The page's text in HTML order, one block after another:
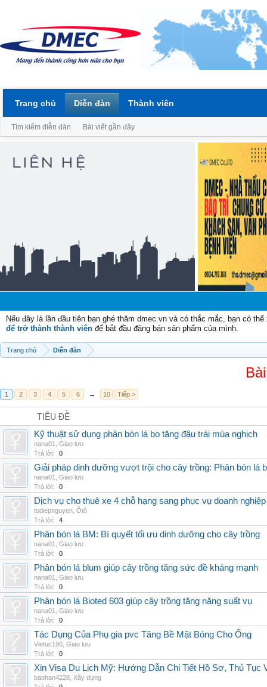
Nếu đây là lần đầu tiên bạn ghé thăm dmec.vn và có thắc mắc, bạn có
để trở thành thành viên để bắt đầu đăng bán sản phẩm của mình.
Trang chủ Diễn đàn
1 2 3 4 5 6 → 10 Tiếp >
TIÊU ĐỀ
Kỹ thuật sử dụng phân bón lá bo tăng đậu trái mùa nghịch
nana01
Giao lưu
Trả lời:
0
Giải pháp dinh dưỡng vượt trội cho cây trồng: Phân bón lá
nana01
Giao lưu
Trả lời:
0
Dịch vụ cho thuê xe 4 chỗ hạng sang phục vụ doanh
todiepnguyen Ôtô
Trả lời:
4
Phân bón lá BM: Bí quyết tối ưu dinh dưỡng cho cây trồng
nana01
Giao lưu
Trả lời:
0
Phân bón lá blum giúp cây trồng tăng sức đề kháng mạnh
nana01
Giao lưu
Trả lời:
0
Phân bón lá Bioted 603 giúp cây trồng tăng năng suất vụ
nana01
Giao lưu
Trả lời:
0
Tác Dụng Của Phụ gia pvc Tăng Bề Mặt Bóng Cho Ống
Vietuc190 Giao lưu
Trả lời:
0
Xin Visa Du Lịch Mỹ: Hướng Dẫn Chi Tiết Hồ Sơ, Thủ Tục
baohan4228 Xây dựng
Trang chủ Diễn đàn
Tìm kiếm diễn đàn Bài viết gần đây
Thành viên